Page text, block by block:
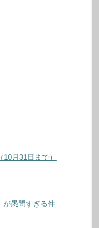
月31日まで）
が愚問すぎる件